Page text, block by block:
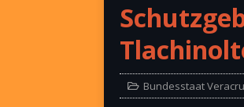
Bundesstaat